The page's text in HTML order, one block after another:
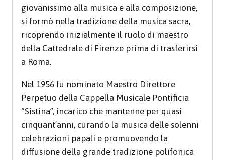
giovanissimo alla musica e alla composizione,
si formò nella tradizione della musica sacra,
ricoprendo inizialmente il ruolo di maestro
della Cattedrale di Firenze prima di trasferirsi
a Roma.
Nel 1956 fu nominato Maestro Direttore
Perpetuo della Cappella Musicale Pontificia
“Sistina”, incarico che mantenne per quasi
cinquant’anni, curando la musica delle solenni
celebrazioni papali e promuovendo la
diffusione della grande tradizione polifonica